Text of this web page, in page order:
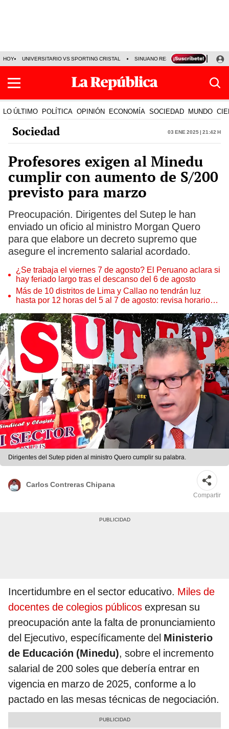
HOY UNIVERSITARIO VS SPORTING CRISTAL SINUANO RESULTADOS HOY
LO ÚLTIMO POLÍTICA OPINIÓN ECONOMÍA SOCIEDAD MUNDO
Sociedad 03 Ene 2025 | 21:42 h
Profesores exigen al Minedu
cumplir con aumento de S/200
previsto para marzo
Preocupación. Dirigentes del Sutep le han
enviado un oficio al ministro Morgan Quero
para que elabore un decreto supremo que
asegure el incremento salarial acordado.
¿Se trabaja el viernes 7 de agosto? El Peruano aclara si
hay feriado largo tras el descanso del 6 de agosto
Más de 10 distritos de Lima y Callao no tendrán luz
hasta por 12 horas del 5 al 7 de agosto: revisa horarios y
Dirigentes del Sutep piden al ministro Quero cumplir su palabra.
Carlos Contreras Chipana
Compartir
Incertidumbre en el sector educativo. Miles de
docentes de colegios públicos expresan su
preocupación ante la falta de pronunciamiento
del Ejecutivo, específicamente del Ministerio
de Educación (Minedu), sobre el incremento
salarial de 200 soles que debería entrar en
vigencia en marzo de 2025, conforme a lo
pactado en las mesas técnicas de negociación.